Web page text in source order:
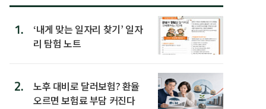
1.
‘내게 맞는 일자리 찾기’ 일자
리 탐험 노트
2.
노후 대비로 달러보험? 환율
오르면 보험료 부담 커진다